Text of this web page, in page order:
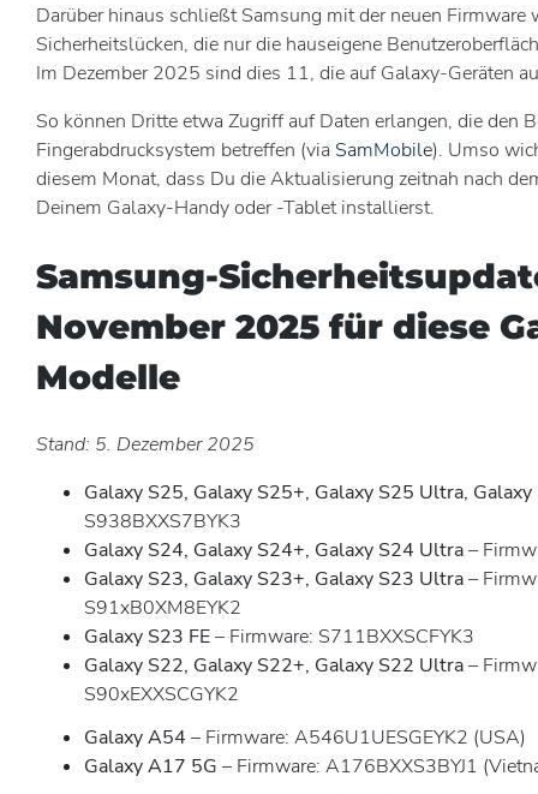
Darüber hinaus schließt Samsung mit der neuen Firmware
Sicherheitslücken, die nur die hauseigene
Im Dezember 2025 sind dies 11, die auf Galaxy-Geräten
So können Dritte etwa Zugriff auf Daten erlangen, die den
Fingerabdrucksystem betreffen (via SamMobile). Umso
diesem Monat, dass Du die Aktualisierung zeitnah nach
Deinem Galaxy-Handy oder -Tablet installierst.
Samsung-
November 2025 für diese
Modelle
Stand: 5. Dezember 2025
Galaxy S25, Galaxy S25+, Galaxy S25 Ultra, Galaxy
S938BXXS7BYK3
Galaxy S24, Galaxy S24+, Galaxy S24 Ultra–
Galaxy S23, Galaxy S23+, Galaxy S23 Ultra–
S91xB0XM8EYK2
Galaxy S23 FE– Firmware: S711BXXSCFYK3
Galaxy S22, Galaxy S22+, Galaxy S22 Ultra–
S90xEXXSCGYK2
Galaxy A54 – Firmware: A546U1UESGEYK2 (USA)
Galaxy A17 5G – Firmware: A176BXXS3BYJ1